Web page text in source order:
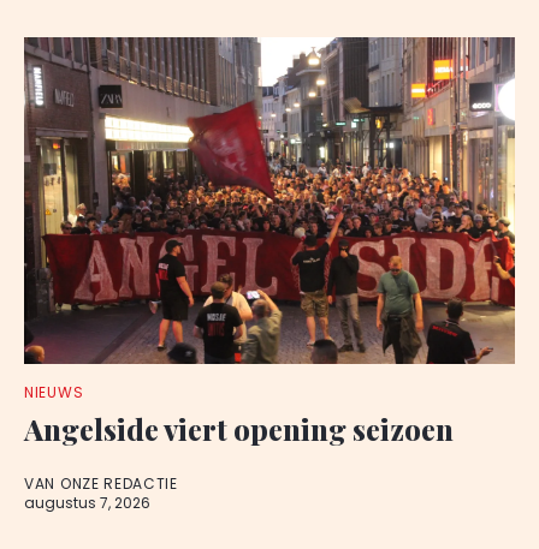
NIEUWS
Angelside viert opening seizoen
VAN ONZE REDACTIE
augustus 7, 2026